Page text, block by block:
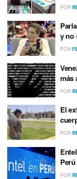
POR
y no
POR
más
POR
El
POR
POR